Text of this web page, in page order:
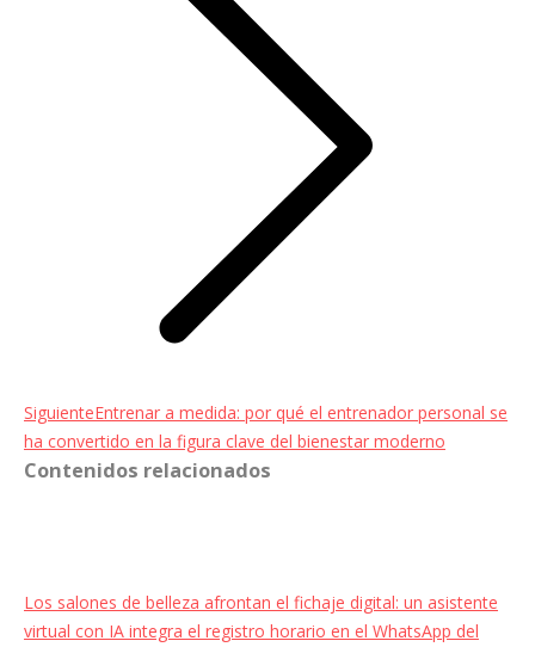
SiguienteEntrada
siguiente:
Entrenar a medida: por qué el entrenador personal se
ha convertido en la figura clave del bienestar moderno
Contenidos relacionados
Los salones de belleza afrontan el fichaje digital: un asistente
virtual con IA integra el registro horario en el WhatsApp del